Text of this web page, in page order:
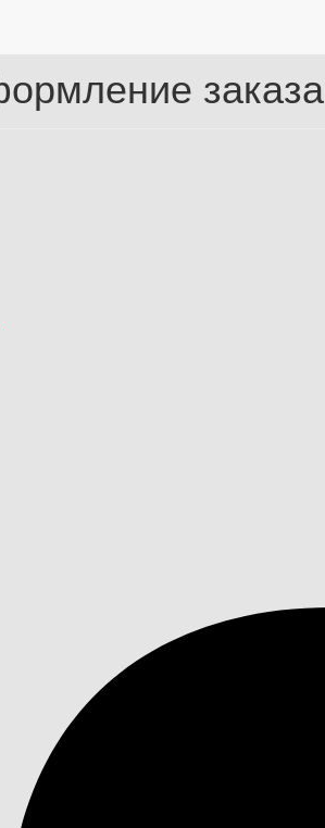
заказа